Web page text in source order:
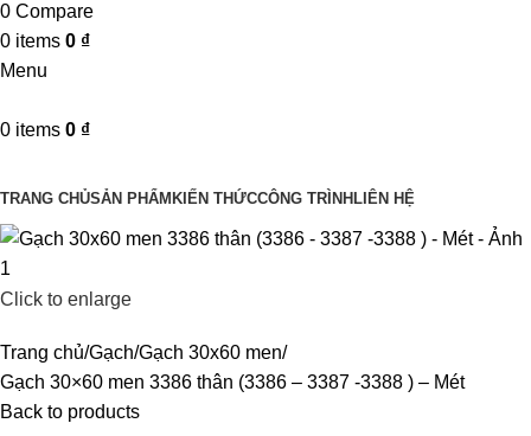
0 Compare
0 items 0 ₫
Menu
0 items 0 ₫
TRANG CHỦSẢN PHẨM KIẾN THỨCCÔNG TRÌNH LIÊN HỆ
Click to enlarge
Trang chủ Gạch Gạch 30x60 men
Gạch 30×60 men 3386 thân (3386 – 3387 -3388 ) – Mét
Back to products